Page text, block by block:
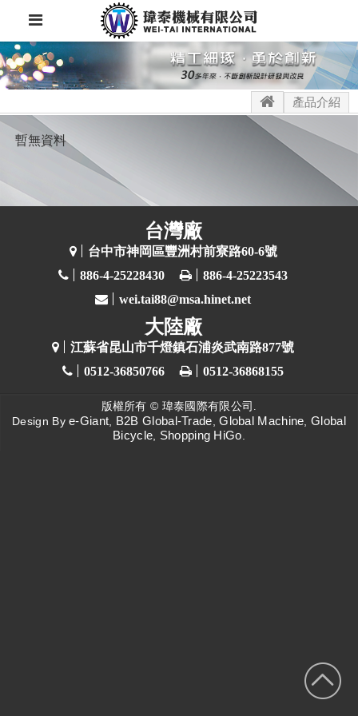
產品介紹
暫無資料
台灣廠
台中市神岡區豐洲村前寮路60-6號
886-4-25228430
886-4-25223543
wei.tai88@msa.hinet.net
大陸廠
江蘇省昆山市千燈鎮石浦炎武南路877號
0512-36850766
0512-36868155
版權所有 © 瑋泰國際有限公司.
Design Bye-Giant, B2B Global-Trade,Global Machine,Global
Bicycle, Shopping HiGo.